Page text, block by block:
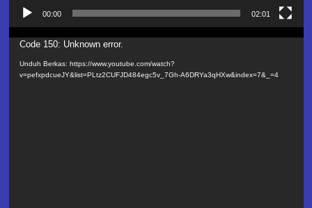
00:00 02:01
Pemutar
Video
Code 150: Unknown error.
Unduh Berkas: https://www.youtube.com/watch?
v=pefxpdcueJY&list=PLtz2CUFJD484egc5v_7Gh-A6DRYa3qHXw&index=7&_=4